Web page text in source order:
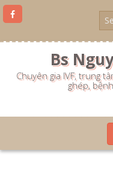
Skip
Bs
Chuyên gia IVF, trung
ghép,